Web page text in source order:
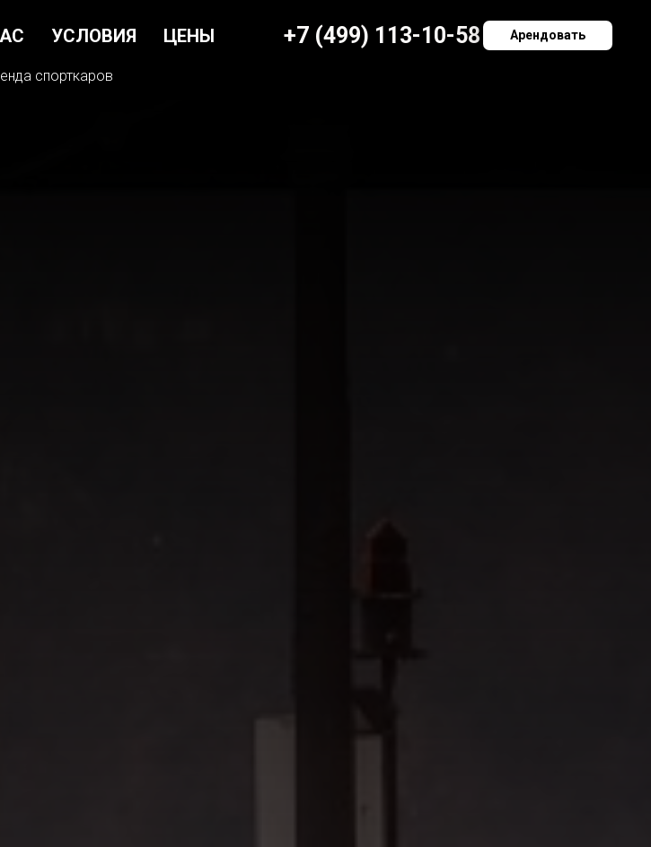
УСЛОВИЯ ЦЕНЫ +7 (499) 113-10-58 Арендовать
спорткаров